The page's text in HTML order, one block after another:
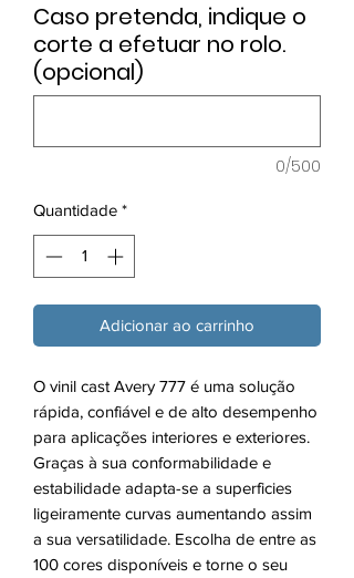
Caso pretenda, indique o
corte a efetuar no rolo.
(opcional)
0/500
Quantidade *
Adicionar ao carrinho
O vinil cast Avery 777 é uma solução
rápida, confiável e de alto desempenho
para aplicações interiores e exteriores.
Graças à sua conformabilidade e
estabilidade adapta-se a superficies
ligeiramente curvas aumentando assim
a sua versatilidade. Escolha de entre as
100 cores disponíveis e torne o seu